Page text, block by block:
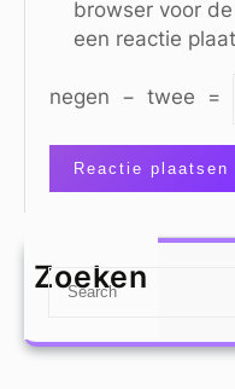
browser voor
een reactie
negen − twee =
Zoeken
S
a